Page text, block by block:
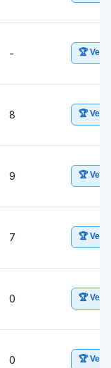
- 🏆 Ver
8 🏆 Ver
9 🏆 Ver
7 🏆 Ver
0 🏆 Ver
0 🏆 Ver